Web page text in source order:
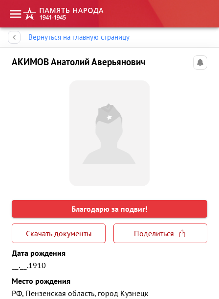
Вернуться на главную страницу
АКИМОВ Анатолий Аверьянович
Благодарю за подвиг!
Скачать документы
Поделиться
Дата рождения
__.__.1910
Место рождения
РФ, Пензенская область, город Кузнецк
Память народа